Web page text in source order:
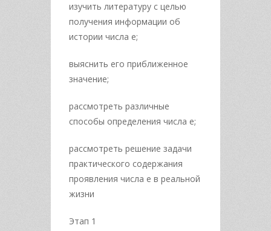
изучить литературу с целью
получения информации об
истории числа е;
выяснить его приближенное
значение;
рассмотреть различные
способы определения числа е;
рассмотреть решение задачи
практического содержания
проявления числа е в реальной
жизни
Этап 1